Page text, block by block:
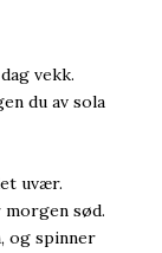
vekk.
du av sola
uvær.
sød.
og spinner